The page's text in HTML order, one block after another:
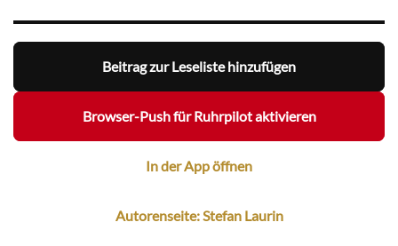
Beitrag zur Leseliste hinzufügen
Browser-Push für Ruhrpilot aktivieren
In der App öffnen
Autorenseite: Stefan Laurin